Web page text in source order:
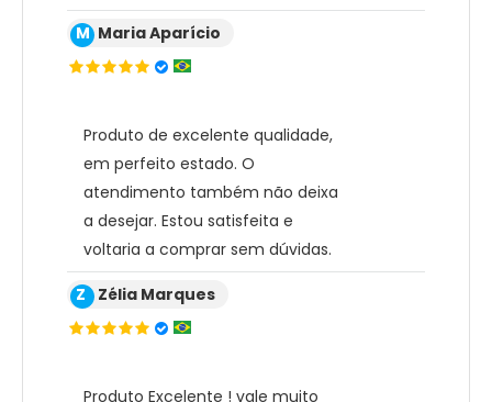
M Maria Aparício
Produto de excelente qualidade,
em perfeito estado. O
atendimento também não deixa
a desejar. Estou satisfeita e
voltaria a comprar sem dúvidas.
Z Zélia Marques
Produto Excelente ! vale muito